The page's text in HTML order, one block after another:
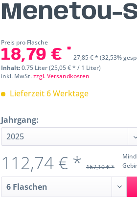
Menetou-
Preis pro Flasche
18,79 € * 27,85 € *(32,53%
Inhalt:0.75 Liter (25,05 € * / 1 Liter)
inkl. MwSt.zzgl. Versandkosten
Lieferzeit 6 Werktage
Jahrgang:
112,74 € * 167,10 € *